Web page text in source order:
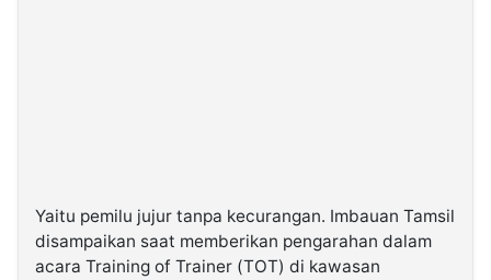
Yaitu pemilu jujur tanpa kecurangan. Imbauan Tamsil
disampaikan saat memberikan pengarahan dalam
acara Training of Trainer (TOT) di kawasan